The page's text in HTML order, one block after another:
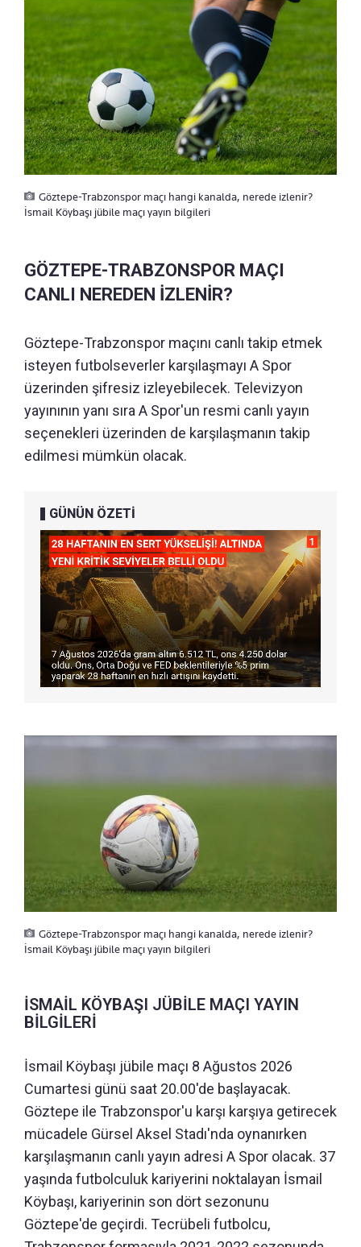
Göztepe-Trabzonspor maçı hangi kanalda, nerede izlenir?
İsmail Köybaşı jübile maçı yayın bilgileri
GÖZTEPE-TRABZONSPOR MAÇI
CANLI NEREDEN İZLENİR?
Göztepe-Trabzonspor maçını canlı takip etmek
isteyen futbolseverler karşılaşmayı A Spor
üzerinden şifresiz izleyebilecek. Televizyon
yayınının yanı sıra A Spor'un resmi canlı yayın
seçenekleri üzerinden de karşılaşmanın takip
edilmesi mümkün olacak.
GÜNÜN ÖZETİ
Göztepe-Trabzonspor maçı hangi kanalda, nerede izlenir?
İsmail Köybaşı jübile maçı yayın bilgileri
İSMAİL KÖYBAŞI JÜBİLE MAÇI YAYIN
BİLGİLERİ
İsmail Köybaşı jübile maçı 8 Ağustos 2026
Cumartesi günü saat 20.00'de başlayacak.
Göztepe ile Trabzonspor'u karşı karşıya getirecek
mücadele Gürsel Aksel Stadı'nda oynanırken
karşılaşmanın canlı yayın adresi A Spor olacak. 37
yaşında futbolculuk kariyerini noktalayan İsmail
Köybaşı, kariyerinin son dört sezonunu
Göztepe'de geçirdi. Tecrübeli futbolcu,